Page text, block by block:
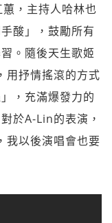
，主持人哈林也
酸」，鼓勵所有
。隨後天生歌姬
用抒情搖滾的方式
，充滿爆發力的
於A-Lin的表演，
我以後演唱會也要